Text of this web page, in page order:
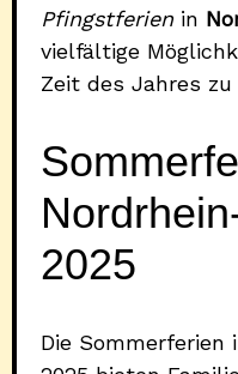
Pfingstferienin
vielfältige
Zeit des Jahres zu
2025
Die Sommerferien